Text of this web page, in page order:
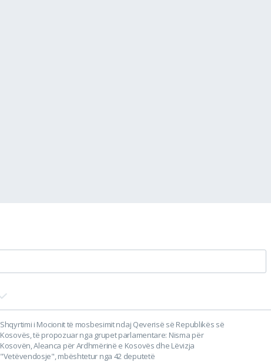
Shqyrtimi i Mocionit të mosbesimit ndaj Qeverisë së Republikës së
Kosovës, të propozuar nga grupet parlamentare: Nisma për
Kosovën, Aleanca për Ardhmërinë e Kosovës dhe Lëvizja
"Vetëvendosje", mbështetur nga 42 deputetë